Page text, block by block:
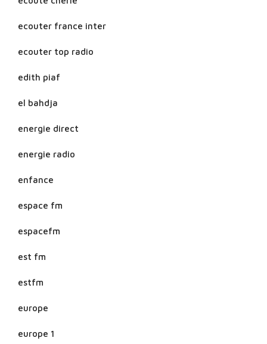
ecouter france inter
ecouter top radio
edith piaf
el bahdja
energie direct
energie radio
enfance
espace fm
espacefm
est fm
estfm
europe
europe 1